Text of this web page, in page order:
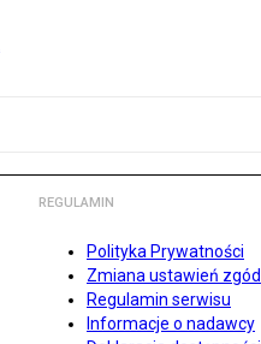
REGULAMIN
Polityka Prywatności
Zmiana ustawień zgód
Regulamin serwisu
Informacje o nadawcy